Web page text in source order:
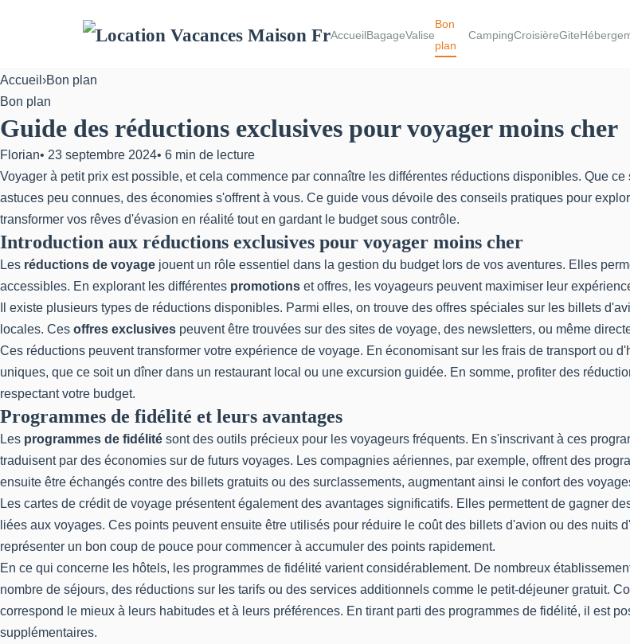
AccueilBagageValise
Bon
plan
CampingCroisièreGite
Accueil ›Bon plan
Bon plan
Guide des réductions exclusives pour voyager moins cher
Florian• 23 septembre 2024• 6 min de lecture
Voyager à petit prix est possible, et cela commence par connaître les différentes réductions disponibles. Que
astuces peu connues, des économies s'offrent à vous. Ce guide vous dévoile des conseils pratiques pour
transformer vos rêves d'évasion en réalité tout en gardant le budget sous contrôle.
Introduction aux réductions exclusives pour voyager moins cher
Les réductions de voyage jouent un rôle essentiel dans la gestion du budget lors de vos aventures. Elles
accessibles. En explorant les différentes promotions et offres, les voyageurs peuvent maximiser leur
Il existe plusieurs types de réductions disponibles. Parmi elles, on trouve des offres spéciales sur les billets
locales. Ces offres exclusives peuvent être trouvées sur des sites de voyage, des newsletters, ou même
Ces réductions peuvent transformer votre expérience de voyage. En économisant sur les frais de transport ou
uniques, que ce soit un dîner dans un restaurant local ou une excursion guidée. En somme, profiter des
respectant votre budget.
Programmes de fidélité et leurs avantages
Les programmes de fidélité sont des outils précieux pour les voyageurs fréquents. En s'inscrivant à ces
traduisent par des économies sur de futurs voyages. Les compagnies aériennes, par exemple, offrent des
ensuite être échangés contre des billets gratuits ou des surclassements, augmentant ainsi le confort des
Les cartes de crédit de voyage présentent également des avantages significatifs. Elles permettent de gagner
liées aux voyages. Ces points peuvent ensuite être utilisés pour réduire le coût des billets d'avion ou des
représenter un bon coup de pouce pour commencer à accumuler des points rapidement.
En ce qui concerne les hôtels, les programmes de fidélité varient considérablement. De nombreux
nombre de séjours, des réductions sur les tarifs ou des services additionnels comme le petit-déjeuner gratuit.
correspond le mieux à leurs habitudes et à leurs préférences. En tirant parti des programmes de fidélité, il est
supplémentaires.